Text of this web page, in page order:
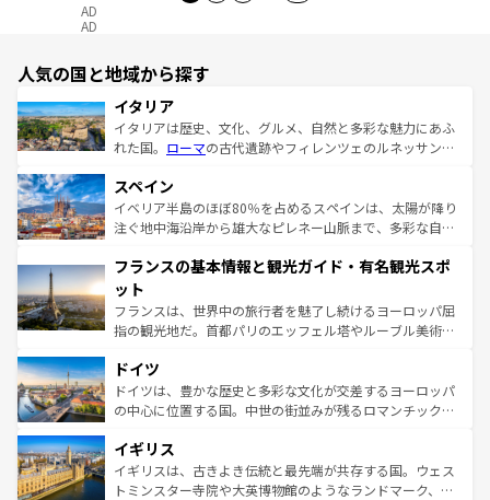
AD
AD
人気の国と地域から探す
イタリア
イタリアは歴史、文化、グルメ、自然と多彩な魅力にあふ
れた国。 ローマの古代遺跡やフィレンツェのルネッサンス
ろん、トスカーナの美しい田園風景やアマルフィ海岸の絶
景など、自然景観も見逃せない。観光の合間には、本場の
ピザやパスタなど、絶品のイタリア料理を堪能することも
ませてくれるイタリアで、忘れられない旅をしてみよう！
なお、新着のイタリア情報は
しい。
スペイン
イベリア半島のほぼ80％を占めるスペインは、太陽が降り
注ぐ地中海沿岸から雄大なピレネー山脈まで、多彩な自然
文化が根付くこの国では、情熱的なフラメンコ、熱気あふ
れる闘牛、そして美味しいタパスが生活の一部となってい
る。首都マドリードの洗練された雰囲気や、バルセロナの
アートに溢れた街角から、地方では古代ローマ遺跡や中世
せる。地方によって風土や気候が異なるスペインはその個
性で訪れる人を魅了する。 なお、新着のスペイン情報は コ
ンテンツ一覧を参照してほしい。
フランスの基本情報と観光ガイド・有名観光スポ
ット
フランスは、世界中の旅行者を魅了し続けるヨーロッパ屈
指の観光地だ。首都パリのエッフェル塔やルーブル美術館
で、幅広い魅力が詰まっている。華麗な宮殿、歴史的な大
聖堂、美しいビーチ、そして豊かな自然が、訪れる者を心
から魅了する。また、フランスは美食の国としても知ら
いる。シャンパンの発祥地であるランス、プロヴァンスの
香り高いラベンダー畑など、多彩な楽しみ方が可能だ。さ
らに、パリ以外の地域にも魅力が溢れており、どの街角に
ドイツ
ドイツは、豊かな歴史と多彩な文化が交差するヨーロッパ
の中心に位置する国。中世の街並みが残るロマンチック街
顔を持つこの国は、どこを歩いても飽きることがない。ベ
ルリンの文化的活気、バイエルン州のアルプスの絶景、そ
してライン川沿いのワイン畑といった風景は必見。ビール
イギリス
イギリスは、古きよき伝統と最先端が共存する国。ウェス
トミンスター寺院や大英博物館のようなランドマーク、歴